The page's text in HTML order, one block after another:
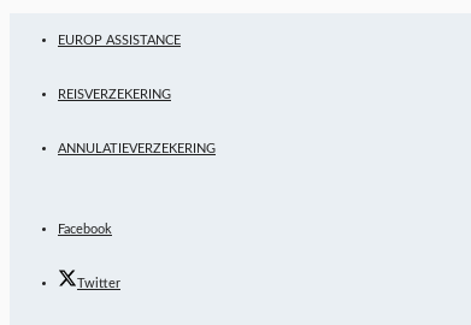
EUROP ASSISTANCE
REISVERZEKERING
ANNULATIEVERZEKERING
Facebook
Twitter